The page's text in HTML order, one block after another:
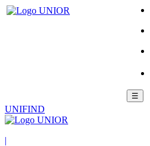
☰
UNIFIND
|